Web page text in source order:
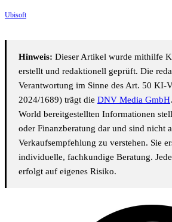
Ubisoft
Hinweis: Dieser Artikel wurde mithilfe
erstellt und redaktionell geprüft. Die
Verantwortung im Sinne des Art. 50 KI-
2024/1689) trägt die DNV Media GmbH
World bereitgestellten Informationen
oder Finanzberatung dar und sind nicht
Verkaufsempfehlung zu verstehen. Sie
individuelle, fachkundige Beratung.
erfolgt auf eigenes Risiko.